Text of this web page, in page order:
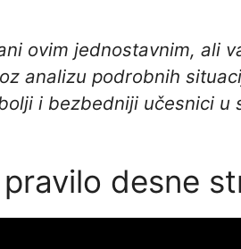
ovim jednostavnim, ali
analizu podrobnih
i bezbedniji učesnici u
desne